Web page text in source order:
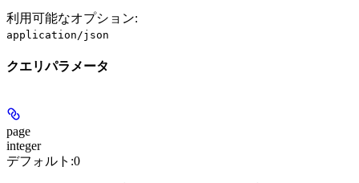
利用可能なオプション:
application/json
クエリパラメータ
page
integer
デフォルト:0